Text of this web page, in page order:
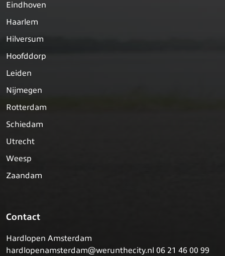
Eindhoven
Haarlem
Hilversum
Hoofddorp
Leiden
Nijmegen
Rotterdam
Schiedam
Utrecht
Weesp
Zaandam
Contact
Hardlopen Amsterdam
hardlopenamsterdam@werunthecity.nl 06 21 46 00 99